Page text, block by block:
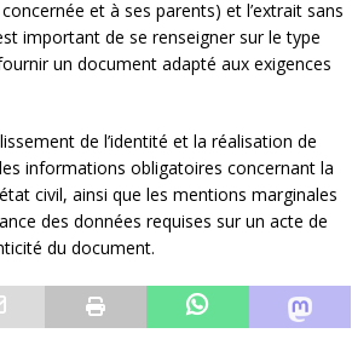
et à ses parents) et l’extrait sans
important de se renseigner sur le type
un document adapté aux exigences
de l’identité et la réalisation de
informations obligatoires concernant la
civil, ainsi que les mentions marginales
des données requises sur un acte de
du document.